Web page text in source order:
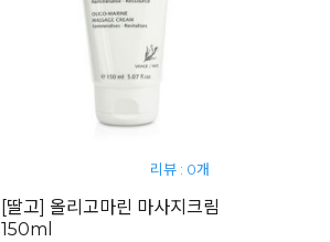
리뷰 : 0개
[딸고] 올리고마린 마사지크림
150ml